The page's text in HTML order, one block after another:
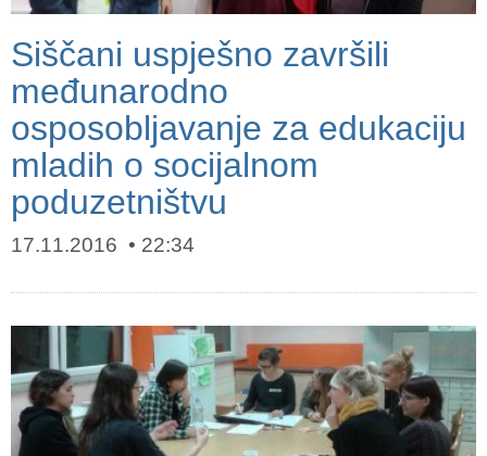
Siščani uspješno završili
međunarodno
osposobljavanje za edukaciju
mladih o socijalnom
poduzetništvu
17.11.2016 22:34